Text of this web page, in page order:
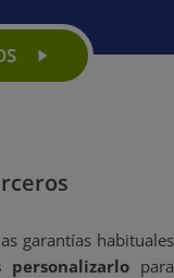
garantías habituales
personalizarlo para